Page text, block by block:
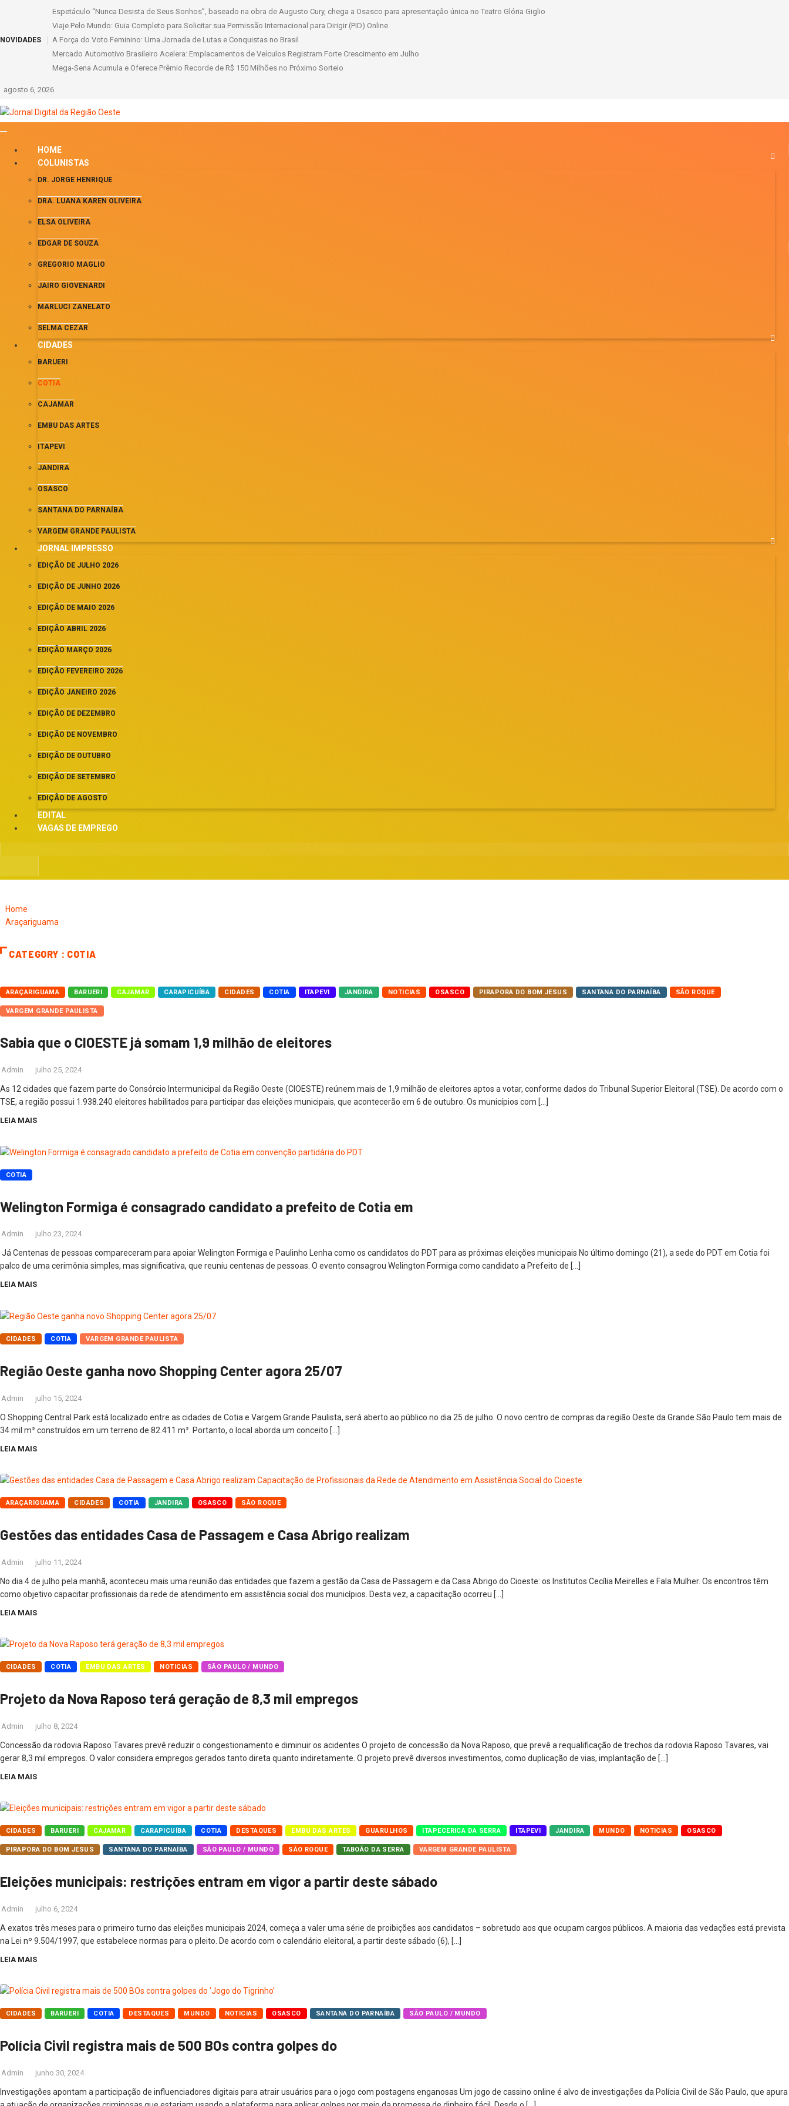
NOVIDADES
Espetáculo “Nunca Desista de Seus Sonhos”, baseado na obra de Augusto Cury, chega a Osasco para apresentação única no Teatro Glória Giglio
Viaje Pelo Mundo: Guia Completo para Solicitar sua Permissão Internacional para Dirigir (PID) Online
A Força do Voto Feminino: Uma Jornada de Lutas e Conquistas no Brasil
Mercado Automotivo Brasileiro Acelera: Emplacamentos de Veículos Registram Forte Crescimento em Julho
Mega-Sena Acumula e Oferece Prêmio Recorde de R$ 150 Milhões no Próximo Sorteio
agosto 6, 2026
HOME
COLUNISTAS
DR. JORGE HENRIQUE
DRA. LUANA KAREN OLIVEIRA
ELSA OLIVEIRA
EDGAR DE SOUZA
GREGORIO MAGLIO
JAIRO GIOVENARDI
MARLUCI ZANELATO
SELMA CEZAR
CIDADES
BARUERI
COTIA
CAJAMAR
EMBU DAS ARTES
ITAPEVI
JANDIRA
OSASCO
SANTANA DO PARNAÍBA
VARGEM GRANDE PAULISTA
JORNAL IMPRESSO
EDIÇÃO DE JULHO 2026
EDIÇÃO DE JUNHO 2026
EDIÇÃO DE MAIO 2026
EDIÇÃO ABRIL 2026
EDIÇÃO MARÇO 2026
EDIÇÃO FEVEREIRO 2026
EDIÇÃO JANEIRO 2026
EDIÇÃO DE DEZEMBRO
EDIÇÃO DE NOVEMBRO
EDIÇÃO DE OUTUBRO
EDIÇÃO DE SETEMBRO
EDIÇÃO DE AGOSTO
EDITAL
VAGAS DE EMPREGO
Home
Araçariguama
CATEGORY : COTIA
ARAÇARIGUAMA BARUERI CAJAMAR CARAPICUÍBA CIDADES COTIA ITAPEVI JANDIRA NOTICIAS OSASCO PIRAPORA DO BOM JESUS SANTANA DO PARNAÍBA SÃO ROQUE
VARGEM GRANDE PAULISTA
Sabia que o CIOESTE já somam 1,9 milhão de eleitores
Admin julho 25, 2024
As 12 cidades que fazem parte do Consórcio Intermunicipal da Região Oeste (CIOESTE) reúnem mais de 1,9 milhão de eleitores aptos a votar, conforme dados do Tribunal Superior Eleitoral (TSE). De acordo com o
TSE, a região possui 1.938.240 eleitores habilitados para participar das eleições municipais, que acontecerão em 6 de outubro. Os municípios com […]
LEIA MAIS
COTIA
Welington Formiga é consagrado candidato a prefeito de Cotia em
Admin julho 23, 2024
Já Centenas de pessoas compareceram para apoiar Welington Formiga e Paulinho Lenha como os candidatos do PDT para as próximas eleições municipais No último domingo (21), a sede do PDT em Cotia foi
palco de uma cerimônia simples, mas significativa, que reuniu centenas de pessoas. O evento consagrou Welington Formiga como candidato a Prefeito de […]
LEIA MAIS
CIDADES COTIA VARGEM GRANDE PAULISTA
Região Oeste ganha novo Shopping Center agora 25/07
Admin julho 15, 2024
O Shopping Central Park está localizado entre as cidades de Cotia e Vargem Grande Paulista, será aberto ao público no dia 25 de julho. O novo centro de compras da região Oeste da Grande São Paulo tem mais de
34 mil m² construídos em um terreno de 82.411 m². Portanto, o local aborda um conceito […]
LEIA MAIS
ARAÇARIGUAMA CIDADES COTIA JANDIRA OSASCO SÃO ROQUE
Gestões das entidades Casa de Passagem e Casa Abrigo realizam
Admin julho 11, 2024
No dia 4 de julho pela manhã, aconteceu mais uma reunião das entidades que fazem a gestão da Casa de Passagem e da Casa Abrigo do Cioeste: os Institutos Cecília Meirelles e Fala Mulher. Os encontros têm
como objetivo capacitar profissionais da rede de atendimento em assistência social dos municípios. Desta vez, a capacitação ocorreu […]
LEIA MAIS
CIDADES COTIA EMBU DAS ARTES NOTICIAS SÃO PAULO / MUNDO
Projeto da Nova Raposo terá geração de 8,3 mil empregos
Admin julho 8, 2024
Concessão da rodovia Raposo Tavares prevê reduzir o congestionamento e diminuir os acidentes O projeto de concessão da Nova Raposo, que prevê a requalificação de trechos da rodovia Raposo Tavares, vai
gerar 8,3 mil empregos. O valor considera empregos gerados tanto direta quanto indiretamente. O projeto prevê diversos investimentos, como duplicação de vias, implantação de […]
LEIA MAIS
CIDADES BARUERI CAJAMAR CARAPICUÍBA COTIA DESTAQUES EMBU DAS ARTES GUARULHOS ITAPECERICA DA SERRA ITAPEVI JANDIRA MUNDO NOTICIAS OSASCO
PIRAPORA DO BOM JESUS SANTANA DO PARNAÍBA SÃO PAULO / MUNDO SÃO ROQUE TABOÃO DA SERRA VARGEM GRANDE PAULISTA
Eleições municipais: restrições entram em vigor a partir deste sábado
Admin julho 6, 2024
A exatos três meses para o primeiro turno das eleições municipais 2024, começa a valer uma série de proibições aos candidatos – sobretudo aos que ocupam cargos públicos. A maioria das vedações está prevista
na Lei nº 9.504/1997, que estabelece normas para o pleito. De acordo com o calendário eleitoral, a partir deste sábado (6), […]
LEIA MAIS
CIDADES BARUERI COTIA DESTAQUES MUNDO NOTICIAS OSASCO SANTANA DO PARNAÍBA SÃO PAULO / MUNDO
Polícia Civil registra mais de 500 BOs contra golpes do
Admin junho 30, 2024
Investigações apontam a participação de influenciadores digitais para atrair usuários para o jogo com postagens enganosas Um jogo de cassino online é alvo de investigações da Polícia Civil de São Paulo, que apura